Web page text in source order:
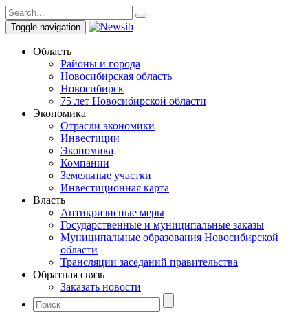
Toggle navigation
Область
Районы и города
Новосибирская область
Новосибирск
75 лет Новосибирской области
Экономика
Отрасли экономики
Инвестиции
Экономика
Компании
Земельные участки
Инвестиционная карта
Власть
Антикризисные меры
Государственные и муниципальные заказы
Муниципальные образования Новосибирской
области
Трансляции заседаний правительства
Обратная связь
Заказать новости